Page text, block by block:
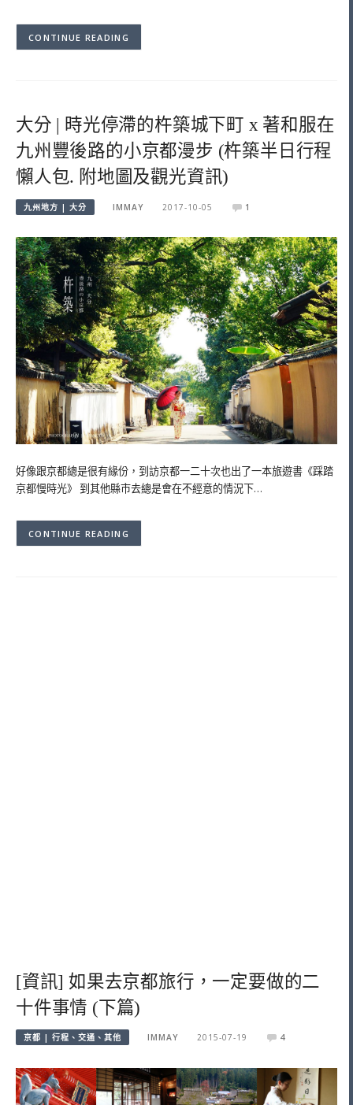
CONTINUE READING
大分 | 時光停滯的杵築城下町 x 著和服在
九州豐後路的小京都漫步 (杵築半日行程
懶人包. 附地圖及觀光資訊)
九州地方 | 大分 IMMAY 2017-10-05 1
好像跟京都總是很有緣份，到訪京都一二十次也出了一本旅遊書《踩踏
京都慢時光》 到其他縣市去總是會在不經意的情況下…
CONTINUE READING
[資訊] 如果去京都旅行，一定要做的二
十件事情 (下篇)
京都 | 行程、交通、其他 IMMAY 2015-07-19 4